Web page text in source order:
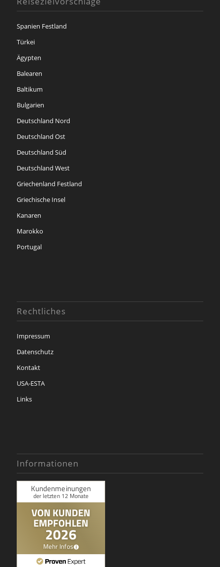
Spanien Festland
Türkei
Ägypten
Balearen
Baltikum
Bulgarien
Deutschland Nord
Deutschland Ost
Deutschland Süd
Deutschland West
Griechenland Festland
Griechische Insel
Kanaren
Marokko
Portugal
Rechtliches
Impressum
Datenschutz
Kontakt
USA-ESTA
Links
Informationen